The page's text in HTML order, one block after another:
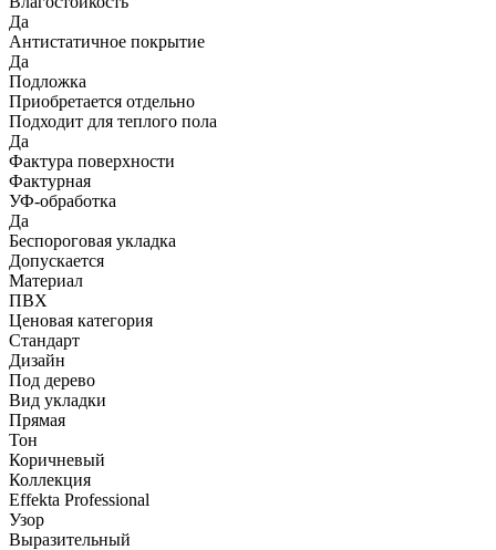
Да
Антистатичное покрытие
Да
Подложка
Приобретается отдельно
Подходит для теплого пола
Да
Фактура поверхности
Фактурная
УФ-обработка
Да
Беспороговая укладка
Допускается
Материал
ПВХ
Ценовая категория
Стандарт
Дизайн
Под дерево
Вид укладки
Прямая
Тон
Коричневый
Коллекция
Effekta Professional
Узор
Выразительный